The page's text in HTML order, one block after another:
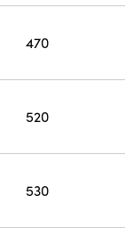
470
520
530